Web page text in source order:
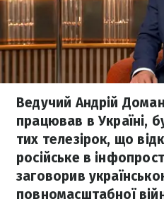
Ведучий Андрій
працював в Україні,
тих телезірок, що
російське в
заговорив
повномасштабної